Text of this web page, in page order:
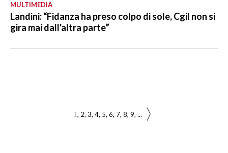
MULTIMEDIA
Landini: “Fidanza ha preso colpo di sole, Cgil non si
gira mai dall'altra parte”
1 2 3 4 5 6 7 8 9 ...